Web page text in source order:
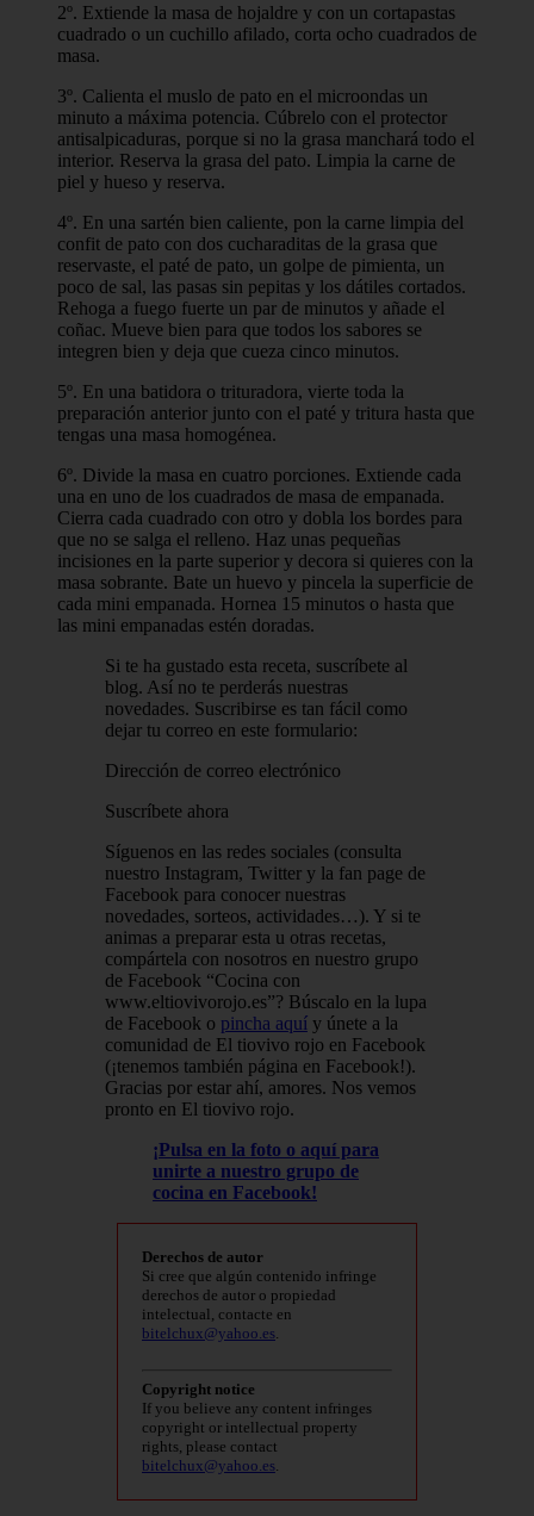
2º. Extiende la masa de hojaldre y con un cortapastas
cuadrado o un cuchillo afilado, corta ocho cuadrados de
masa.
3º. Calienta el muslo de pato en el microondas un
minuto a máxima potencia. Cúbrelo con el protector
antisalpicaduras, porque si no la grasa manchará todo el
interior. Reserva la grasa del pato. Limpia la carne de
piel y hueso y reserva.
4º. En una sartén bien caliente, pon la carne limpia del
confit de pato con dos cucharaditas de la grasa que
reservaste, el paté de pato, un golpe de pimienta, un
poco de sal, las pasas sin pepitas y los dátiles cortados.
Rehoga a fuego fuerte un par de minutos y añade el
coñac. Mueve bien para que todos los sabores se
integren bien y deja que cueza cinco minutos.
5º. En una batidora o trituradora, vierte toda la
preparación anterior junto con el paté y tritura hasta que
tengas una masa homogénea.
6º. Divide la masa en cuatro porciones. Extiende cada
una en uno de los cuadrados de masa de empanada.
Cierra cada cuadrado con otro y dobla los bordes para
que no se salga el relleno. Haz unas pequeñas
incisiones en la parte superior y decora si quieres con la
masa sobrante. Bate un huevo y pincela la superficie de
cada mini empanada. Hornea 15 minutos o hasta que
las mini empanadas estén doradas.
Si te ha gustado esta receta, suscríbete al
blog. Así no te perderás nuestras
novedades. Suscribirse es tan fácil como
dejar tu correo en este formulario:
Dirección de correo electrónico
Suscríbete ahora
Síguenos en las redes sociales (consulta
nuestro Instagram, Twitter y la fan page de
Facebook para conocer nuestras
novedades, sorteos, actividades…). Y si te
animas a preparar esta u otras recetas,
compártela con nosotros en nuestro grupo
de Facebook “Cocina con
www.eltiovivorojo.es”? Búscalo en la lupa
de Facebook o pincha aquí y únete a la
comunidad de El tiovivo rojo en Facebook
(¡tenemos también página en Facebook!).
Gracias por estar ahí, amores. Nos vemos
pronto en El tiovivo rojo.
¡Pulsa en la foto o aquí para
unirte a nuestro grupo de
cocina en Facebook!
Derechos de autor
Si cree que algún contenido infringe
derechos de autor o propiedad
intelectual, contacte en
bitelchux@yahoo.es
Copyright notice
If you believe any content infringes
copyright or intellectual property
rights, please contact
bitelchux@yahoo.es